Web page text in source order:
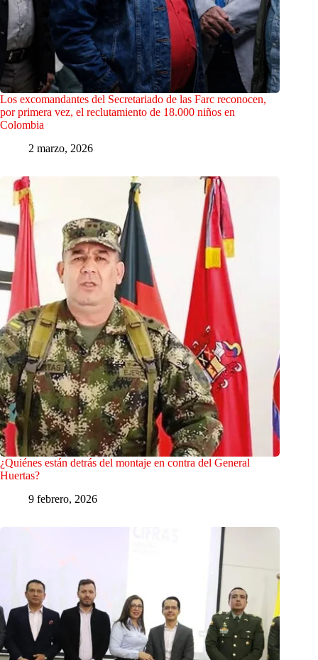
Los excomandantes del Secretariado de las Farc reconocen,
por primera vez, el reclutamiento de 18.000 niños en
Colombia
2 marzo, 2026
¿Quiénes están detrás del montaje en contra del General
Huertas?
9 febrero, 2026